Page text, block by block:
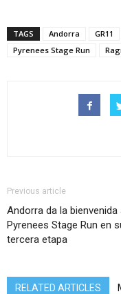
TAGS Andorra GR11
Pyrenees Stage Run
Previous article
Andorra da la bienvenida
Pyrenees Stage Run en
tercera etapa
RELATED ARTICLES